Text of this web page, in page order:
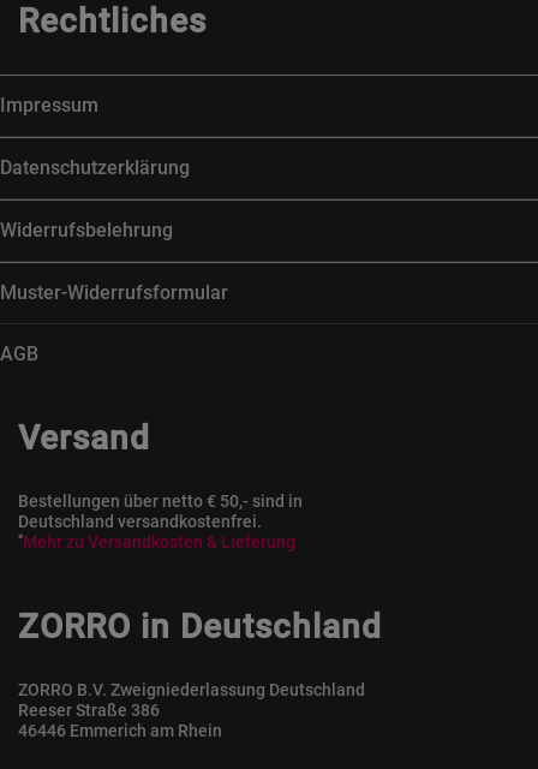
Rechtliches
Impressum
Datenschutzerklärung
Widerrufsbelehrung
Muster-Widerrufsformular
AGB
Versand
Bestellungen über netto € 50,- sind in
Deutschland versandkostenfrei.
*Mehr zu Versandkosten & Lieferung
ZORRO in Deutschland
ZORRO B.V. Zweigniederlassung Deutschland
Reeser Straße 386
46446 Emmerich am Rhein